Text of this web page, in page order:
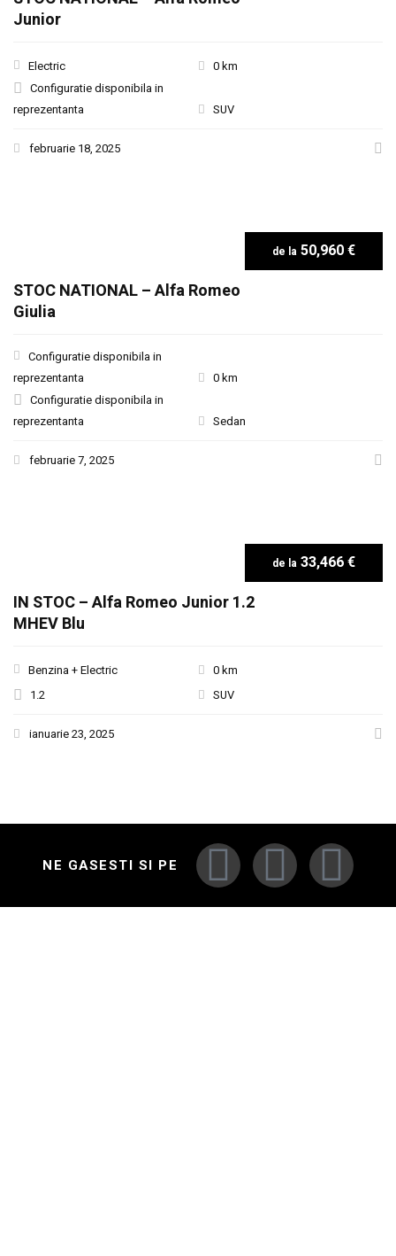
Junior
Electric
0 km
Configuratie disponibila in
reprezentanta
SUV
februarie 18, 2025
50,960 €
STOC NATIONAL – Alfa Romeo
Giulia
Configuratie disponibila in
reprezentanta
0 km
Configuratie disponibila in
reprezentanta
Sedan
februarie 7, 2025
33,466 €
IN STOC – Alfa Romeo Junior 1.2
MHEV Blu
Benzina + Electric
0 km
1.2
SUV
ianuarie 23, 2025
NE GASESTI SI PE